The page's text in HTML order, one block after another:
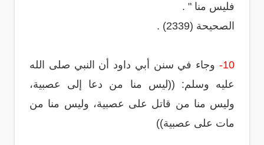
فليس منا " .
الصحيحة (2339) .
10-
وجاء في سنن أبي داود أن النبي صلى الله
عليه وسلم: ((ليس منا من دعا إلى عصبية،
وليس منا من قاتل على عصبية، وليس منا من
مات على عصبية))